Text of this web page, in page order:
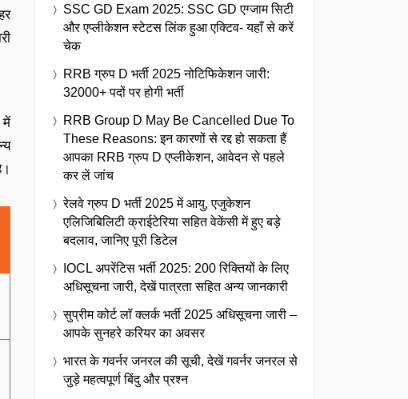
में
SSC GD Exam 2025: SSC GD एग्जाम सिटी
और एप्लीकेशन स्टेटस लिंक हुआ एक्टिव- यहाँ से करें
चेक
RRB ग्रुप D भर्ती 2025 नोटिफिकेशन जारी:
32000+ पदों पर होगी भर्ती
RRB Group D May Be Cancelled Due To
These Reasons: इन कारणों से रद्द हो सकता हैं
आपका RRB ग्रुप D एप्लीकेशन, आवेदन से पहले
कर लें जांच
रेलवे ग्रुप D भर्ती 2025 में आयु, एजुकेशन
एलिजिबिलिटी क्राईटेरिया सहित वेकेंसी में हुए बड़े
बदलाव, जानिए पूरी डिटेल
IOCL अपरेंटिस भर्ती 2025: 200 रिक्तियों के लिए
अधिसूचना जारी, देखें पात्रता सहित अन्य जानकारी
सुप्रीम कोर्ट लॉ क्लर्क भर्ती 2025 अधिसूचना जारी –
आपके सुनहरे करियर का अवसर
भारत के गवर्नर जनरल की सूची, देखें गवर्नर जनरल से
जुड़े महत्वपूर्ण बिंदु और प्रश्न